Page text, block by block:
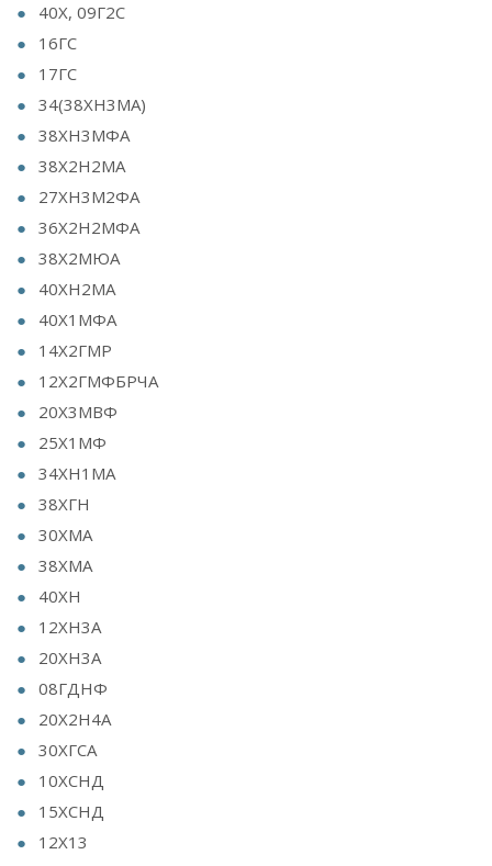
40Х, 09Г2С
16ГС
17ГС
34(38ХН3МА)
38ХН3МФА
38Х2Н2МА
27ХН3М2ФА
36Х2Н2МФА
38Х2МЮА
40ХН2МА
40Х1МФА
14Х2ГМР
12Х2ГМФБРЧА
20Х3МВФ
25Х1МФ
34ХН1МА
38ХГН
30ХМА
38ХМА
40ХН
12ХН3А
20ХН3А
08ГДНФ
20Х2Н4А
30ХГСА
10ХСНД
15ХСНД
12Х13